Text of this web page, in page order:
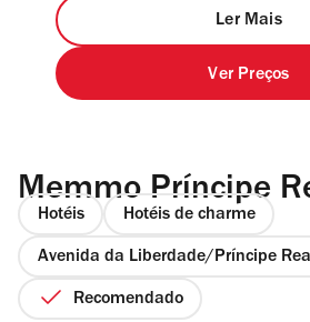
Ler Mais
Ver Preços
Memmo Príncipe
Hotéis Hotéis de charme
Avenida da Liberdade/Príncipe
Recomendado